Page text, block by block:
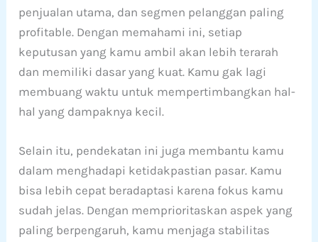
penjualan utama, dan segmen pelanggan paling
profitable. Dengan memahami ini, setiap
keputusan yang kamu ambil akan lebih terarah
dan memiliki dasar yang kuat. Kamu gak lagi
membuang waktu untuk mempertimbangkan hal-
hal yang dampaknya kecil.
Selain itu, pendekatan ini juga membantu kamu
dalam menghadapi ketidakpastian pasar. Kamu
bisa lebih cepat beradaptasi karena fokus kamu
sudah jelas. Dengan memprioritaskan aspek yang
paling berpengaruh, kamu menjaga stabilitas